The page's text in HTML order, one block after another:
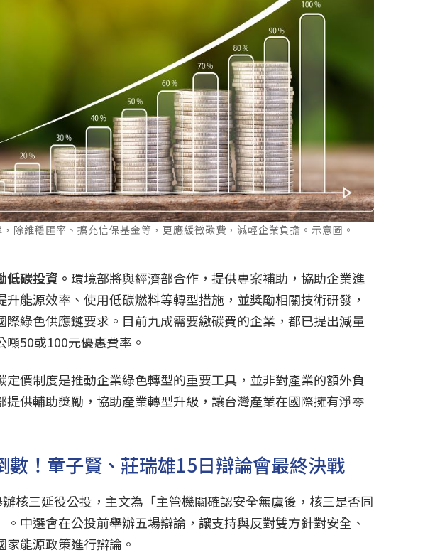
除維穩匯率、擴充信保基金等，更應緩徵碳費，減輕企業負擔。示意圖。
低碳投資。環境部將與經濟部合作，提供專案補助，協助企業進
升能源效率、使用低碳燃料等轉型措施，並獎勵相關技術研發，
際綠色供應鏈要求。目前九成需要繳碳費的企業，都已提出減量
噸50或100元優惠費率。
定價制度是推動企業綠色轉型的重要工具，並非對產業的額外負
提供輔助獎勵，協助產業轉型升級，讓台灣產業在國際擁有淨零
數！童子賢、莊瑞雄15日辯論會最終決戰
核三延役公投，主文為「主管機關確認安全無虞後，核三是否同
。中選會在公投前舉辦五場辯論，讓支持與反對雙方針對安全、
家能源政策進行辯論。